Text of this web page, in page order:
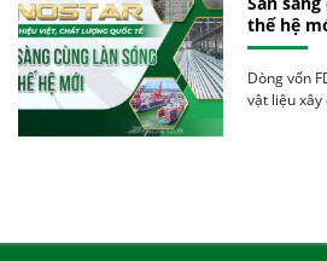
thế hệ
Dòng vốn
vật liệu